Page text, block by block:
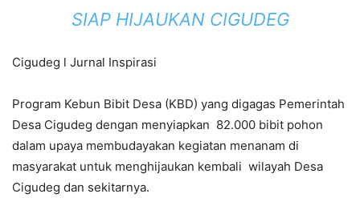
SIAP HIJAUKAN CIGUDEG
Cigudeg l Jurnal Inspirasi
Program Kebun Bibit Desa (KBD) yang digagas Pemerintah
Desa Cigudeg dengan menyiapkan 82.000 bibit pohon
dalam upaya membudayakan kegiatan menanam di
masyarakat untuk menghijaukan kembali wilayah Desa
Cigudeg dan sekitarnya.